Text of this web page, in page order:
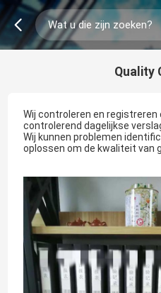
Quality
Wij controleren en registreren
controlerend dagelijkse
Wij kunnen problemen
oplossen om de kwaliteit van